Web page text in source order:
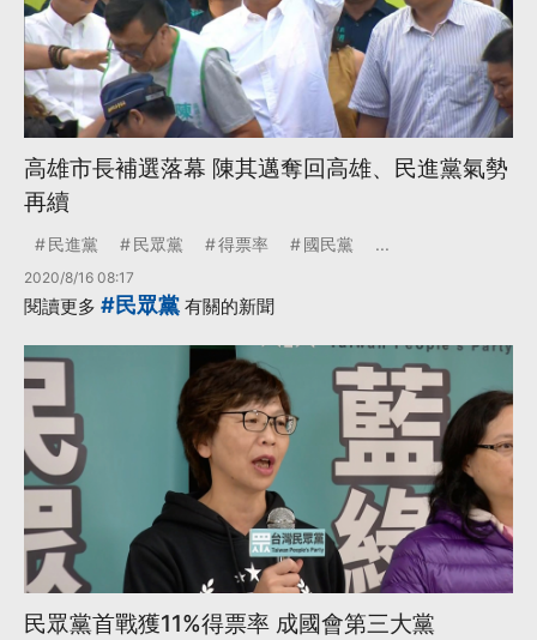
高雄市長補選落幕 陳其邁奪回高雄、民進黨氣勢
再續
民進黨 民眾黨 得票率 國民黨 ...
2020/8/16 08:17
閱讀更多 #民眾黨 有關的新聞
民眾黨首戰獲11%得票率 成國會第三大黨